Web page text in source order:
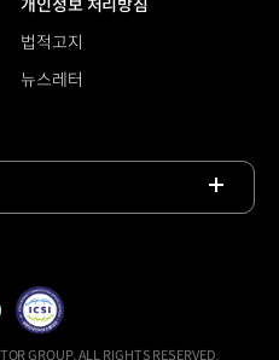
개인정보 처리방침
법적고지
뉴스레터
GROUP, ALL RIGHTS RESERVED.